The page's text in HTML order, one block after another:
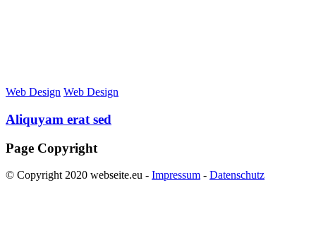
Web Design Web Design
Aliquyam erat sed
Page Copyright
© Copyright 2020 webseite.eu - Impressum - Datenschutz